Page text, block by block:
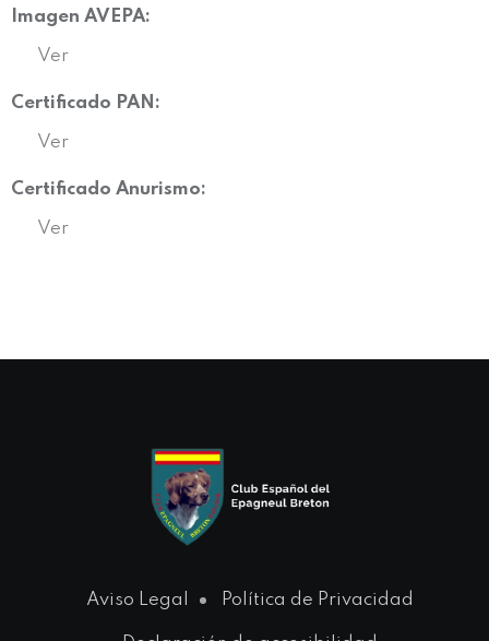
Imagen AVEPA:
Ver
Certificado PAN:
Ver
Certificado Anurismo:
Ver
Aviso Legal Política de Privacidad